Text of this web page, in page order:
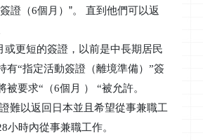
證（6個月）”。
直到他們可以返
或更短的簽證，以前是中長期居民
有“指定活動簽證（離境準備）”簽
被要求“（6個月 ） “被允許。
難以返回日本並且希望從事兼職工
小時內從事兼職工作。